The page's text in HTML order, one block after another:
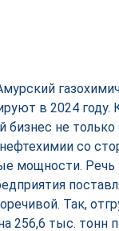
в 2024 году.
бизнес не
со
мощности. Речь
Так,
256,6 тыс. тонн